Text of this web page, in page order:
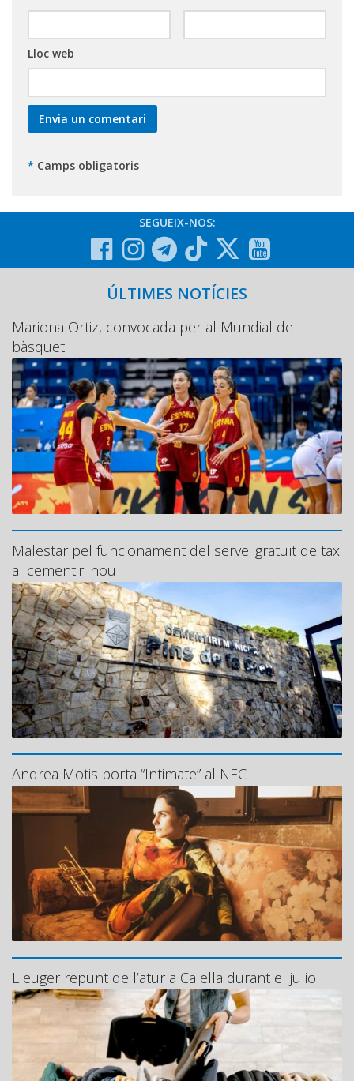
Lloc web
* Camps obligatoris
SEGUEIX-NOS:
ÚLTIMES NOTÍCIES
Mariona Ortiz, convocada per al Mundial de
bàsquet
Malestar pel funcionament del servei gratuït de taxi
al cementiri nou
Andrea Motis porta “Intimate” al NEC
Lleuger repunt de l’atur a Calella durant el juliol